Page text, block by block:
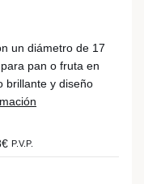
un diámetro de 17
pan o fruta en
brillante y diseño
P.V.P.